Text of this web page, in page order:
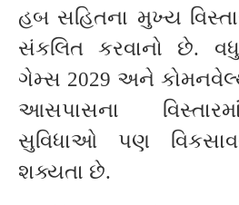
હબ સહિતના મુખ્ય
સંકલિત કરવાનો છે.
ગેમ્સ 2029 અને
આસપાસના
સુવિધાઓ પણ
શક્યતા છે.